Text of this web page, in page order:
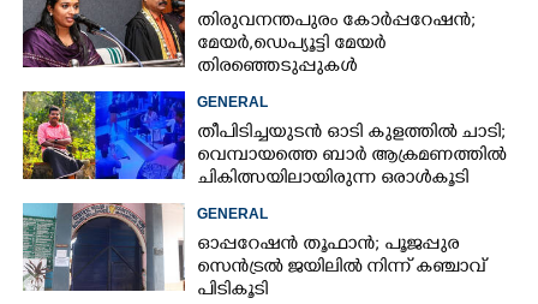
തിരുവനന്തപുരം കോർപ്പറേഷൻ;
മേയർ, ഡെപ്യൂട്ടി മേയർ
തിരഞ്ഞെടുപ്പുകൾ
GENERAL
തീപിടിച്ചയുടൻ ഓടി കുളത്തിൽ ചാടി;
വെമ്പായത്തെ ബാർ ആക്രമണത്തിൽ
ചികിത്സയിലായിരുന്ന ഒരാൾകൂടി
GENERAL
ഓപ്പറേഷൻ തൂഫാൻ; പൂജപ്പുര
സെൻട്രൽ ജയിലിൽ നിന്ന് കഞ്ചാവ്
പിടികൂടി